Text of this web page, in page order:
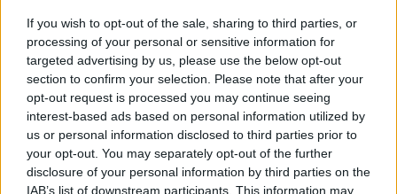
If you wish to opt-out of the sale, sharing to third parties, or
processing of your personal or sensitive information for
targeted advertising by us, please use the below opt-out
section to confirm your selection. Please note that after your
opt-out request is processed you may continue seeing
interest-based ads based on personal information utilized by
us or personal information disclosed to third parties prior to
your opt-out. You may separately opt-out of the further
disclosure of your personal information by third parties on the
IAB’s list of downstream participants. This information may
ALTRE NOTIZIE DI LEGNANO